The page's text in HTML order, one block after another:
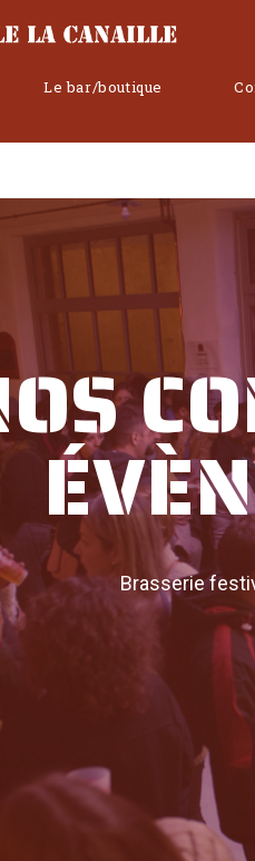
Le bar/boutique
Brasserie